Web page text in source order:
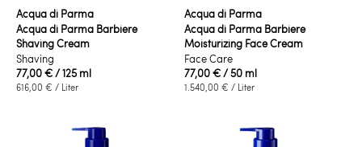
Acqua di Parma
Acqua di Parma Barbiere
Shaving Cream
Shaving
77,00 €/ 125 ml
616,00 € / Liter
Acqua di Parma
Acqua di Parma Barbiere
Moisturizing Face Cream
Face Care
77,00 €/ 50 ml
1.540,00 € / Liter